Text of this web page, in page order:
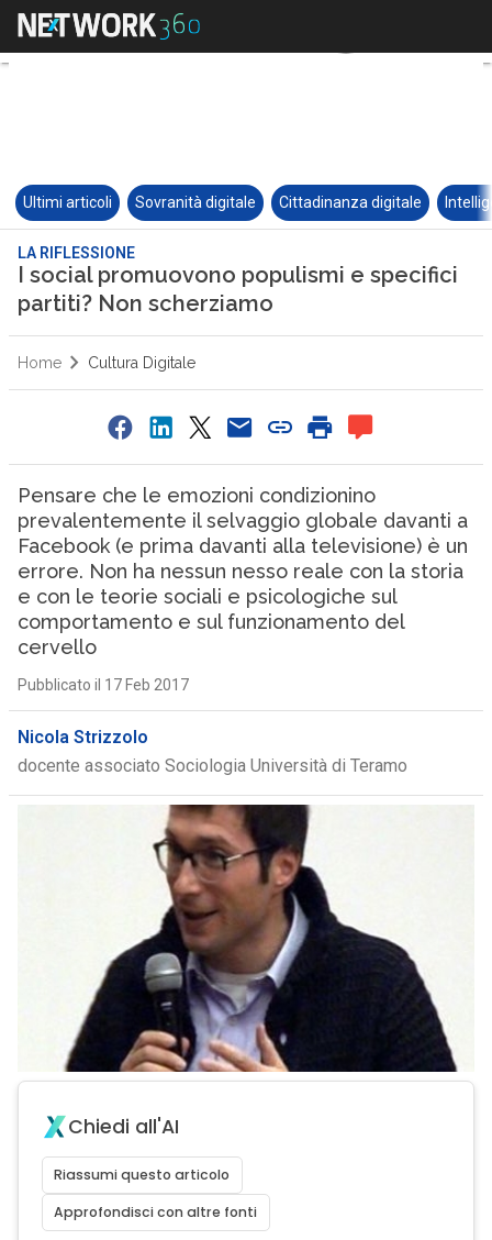
Ultimi articoli Sovranità digitale Cittadinanza digitale
LA RIFLESSIONE
I social promuovono populismi e specifici
partiti? Non scherziamo
Home Cultura Digitale
Pensare che le emozioni condizionino
prevalentemente il selvaggio globale davanti a
Facebook (e prima davanti alla televisione) è un
errore. Non ha nessun nesso reale con la storia
e con le teorie sociali e psicologiche sul
comportamento e sul funzionamento del
cervello
Pubblicato il 17 Feb 2017
Nicola Strizzolo
docente associato Sociologia Università di Teramo
Chiedi all'AI
Riassumi questo articolo
Approfondisci con altre fonti